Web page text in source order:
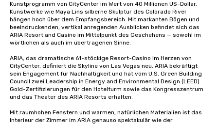
Kunstprogramm von CityCenter im Wert von 40 Millionen US-Dollar.
Kunstwerke wie Maya Lins silberne Skulptur des Colorado River
hängen hoch über dem Empfangsbereich. Mit markanten Bögen und
beeindruckenden, vertikal anregenden Ausblicken befindet sich das
ARIA Resort and Casino im Mittelpunkt des Geschehens — sowohl im
wörtlichen als auch im übertragenen Sinne.
ARIA, das dramatische 61-stöckige Resort-Casino im Herzen von
CityCenter, definiert die Skyline von Las Vegas neu. ARIA bekräftigt
sein Engagement für Nachhaltigkeit und hat vom U.S. Green Building
Council zwei Leadership in Energy and Environmental Design (LEED)
Gold-Zertifizierungen für den Hotelturm sowie das Kongresszentrum
und das Theater des ARIA Resorts erhalten.
Mit raumhohen Fenstern und warmen, natürlichen Materialien ist das
Interieur der Zimmer im ARIA genauso spektakulär wie der